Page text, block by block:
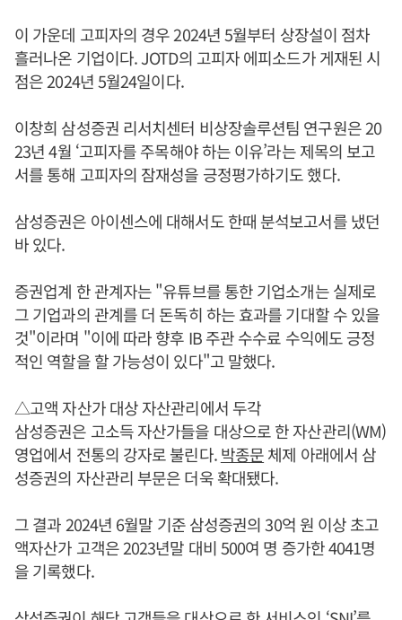
이 가운데 고피자의 경우 2024년 5월부터 상장설이 점차
흘러나온 기업이다. JOTD의 고피자 에피소드가 게재된 시
점은 2024년 5월24일이다.
이창희 삼성증권 리서치센터 비상장솔루션팀 연구원은 20
23년 4월 ‘고피자를 주목해야 하는 이유’라는 제목의 보고
서를 통해 고피자의 잠재성을 긍정평가하기도 했다.
삼성증권은 아이센스에 대해서도 한때 분석보고서를 냈던
바 있다.
증권업계 한 관계자는 "유튜브를 통한 기업소개는 실제로
그 기업과의 관계를 더 돈독히 하는 효과를 기대할 수 있을
것"이라며 "이에 따라 향후 IB 주관 수수료 수익에도 긍정
적인 역할을 할 가능성이 있다"고 말했다.
△고액 자산가 대상 자산관리에서 두각
삼성증권은 고소득 자산가들을 대상으로 한 자산관리(WM)
영업에서 전통의 강자로 불린다.박종문체제 아래에서 삼
성증권의 자산관리 부문은 더욱 확대됐다.
그 결과 2024년 6월말 기준 삼성증권의 30억 원 이상 초고
액자산가 고객은 2023년말 대비 500여 명 증가한 4041명
을 기록했다.